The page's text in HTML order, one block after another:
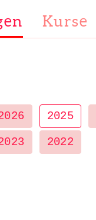
Kurse
2025
2022